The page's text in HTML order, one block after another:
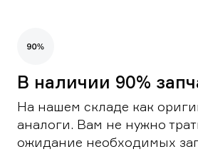
В наличии 90%
На нашем складе как
аналоги. Вам не нужно
ожидание необходимых